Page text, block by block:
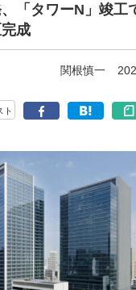
「タワーN」竣工
成
関根慎一
ト